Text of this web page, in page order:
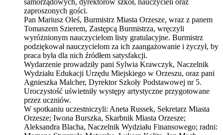
zaproszonych gości.
Pan Mariusz Oleś, Burmistrz Miasta Orzesze, wraz z panem
Tomaszem Szierem, Zastępcą Burmistrza, wręczyli
wyróżnionym nauczycielom listy gratulacyjne. Burmistrz
podziękował nauczycielom za ich zaangażowanie i życzył, by
praca była dla nich źródłem satysfakcji.
Wydarzenie prowadziły pani Sylwia Krawczyk, Naczelnik
Wydziału Edukacji Urzędu Miejskiego w Orzeszu, oraz pani
Agnieszka Malcher, Dyrektor Szkoły Podstawowej nr 5.
Uroczystość uświetniły występy artystyczne przygotowane
przez uczniów.
W spotkaniu uczestniczyli: Aneta Russek, Sekretarz Miasta
Orzesze; Iwona Burszka, Skarbnik Miasta Orzesze;
Aleksandra Blacha, Naczelnik Wydziału Finansowego; radni: